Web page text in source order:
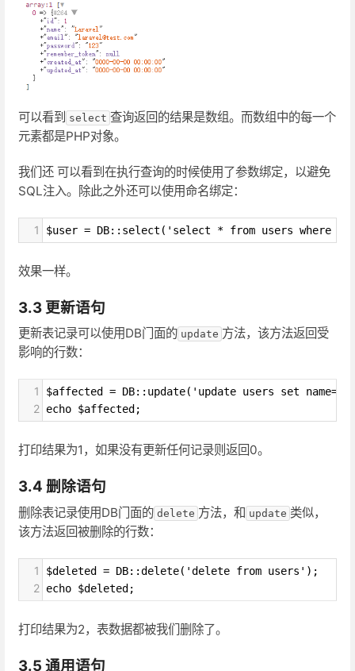
可以看到 select 查询返回的结果是数组。而数组中的每一个
元素都是PHP对象。
我们还 可以看到在执行查询的时候使用了参数绑定，以避免
SQL注入。除此之外还可以使用命名绑定：
1 $user = DB::select('select * from users
效果一样。
3.3 更新语句
更新表记录可以使用DB门面的 update 方法，该方法返回受
影响的行数：
1 $affected = DB::update('update users set
2 echo $affected;
打印结果为1，如果没有更新任何记录则返回0。
3.4 删除语句
删除表记录使用DB门面的 delete 方法，和 update 类似，
该方法返回被删除的行数：
1 $deleted = DB::delete('delete from users');
2 echo $deleted;
打印结果为2，表数据都被我们删除了。
3.5 通用语句